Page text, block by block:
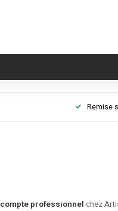
Remise
compte professionnel chez